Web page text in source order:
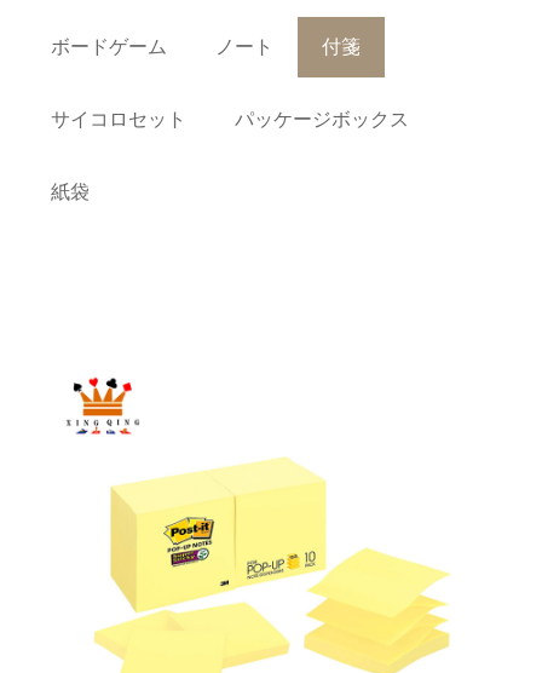
ボードゲーム ノート 付箋
サイコロセット パッケージボックス
紙袋